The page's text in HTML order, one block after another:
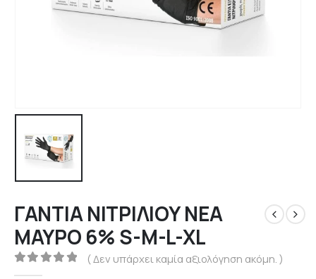
ΓΑΝΤΙΑ ΝΙΤΡΙΛΙΟΥ NEA
ΜΑΥΡΟ 6% S-M-L-XL
0out of 5
( Δεν υπάρχει καμία αξιολόγηση ακόμη. )